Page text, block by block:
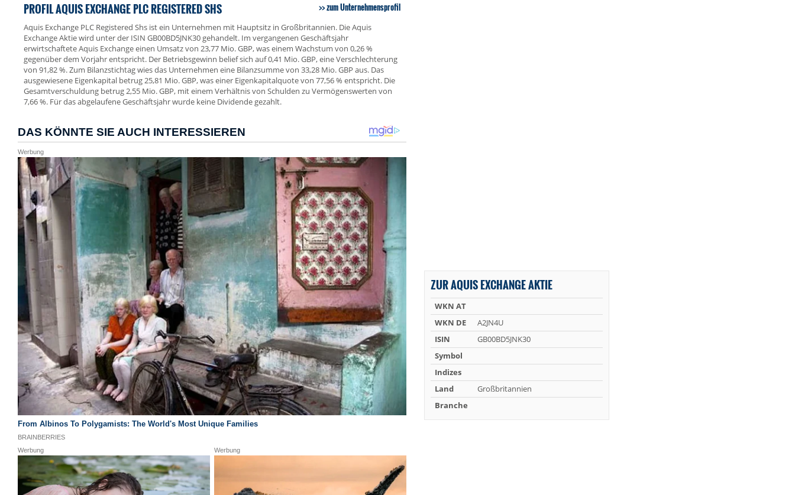
PROFIL AQUIS EXCHANGE PLC REGISTERED SHS zum Unternehmensprofil
Aquis Exchange PLC Registered Shs ist ein Unternehmen mit Hauptsitz in Großbritannien. Die Aquis
Exchange Aktie wird unter der ISIN GB00BD5JNK30 gehandelt. Im vergangenen Geschäftsjahr
erwirtschaftete Aquis Exchange einen Umsatz von 23,77 Mio. GBP, was einem Wachstum von 0,26 %
gegenüber dem Vorjahr entspricht. Der Betriebsgewinn belief sich auf 0,41 Mio. GBP, eine Verschlechterung
von 91,82 %. Zum Bilanzstichtag wies das Unternehmen eine Bilanzsumme von 33,28 Mio. GBP aus. Das
ausgewiesene Eigenkapital betrug 25,81 Mio. GBP, was einer Eigenkapitalquote von 77,56 % entspricht. Die
Gesamtverschuldung betrug 2,55 Mio. GBP, mit einem Verhältnis von Schulden zu Vermögenswerten von
7,66 %. Für das abgelaufene Geschäftsjahr wurde keine Dividende gezahlt.
ZUR AQUIS EXCHANGE AKTIE
WKN AT
WKN DE
A2JN4U
ISIN
GB00BD5JNK30
Symbol
Indizes
Land
Großbritannien
Branche